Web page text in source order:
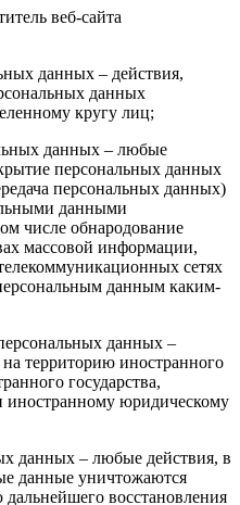
веб-сайта
данных – действия,
данных
кругу лиц;
данных – любые
персональных данных
персональных данных)
данными
числе обнародование
массовой информации,
сетях
данным каким-
данных –
территорию иностранного
государства,
иностранному юридическому
данных – любые действия, в
данные уничтожаются
восстановления